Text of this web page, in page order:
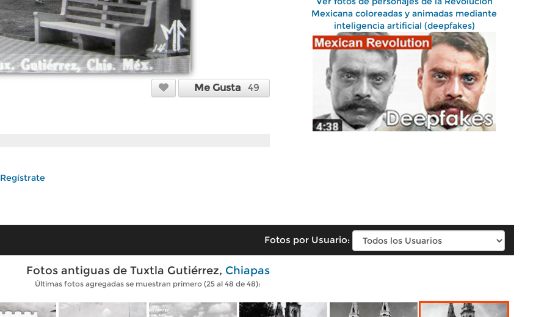
Me Gusta 49
Regístrate
Mexicana coloreadas y animadas mediante
inteligencia artificial (deepfakes)
Fotos por Usuario:
Fotos antiguas de Tuxtla Gutiérrez, Chiapas
Últimas fotos agregadas se muestran primero (25 al 48 de 48):